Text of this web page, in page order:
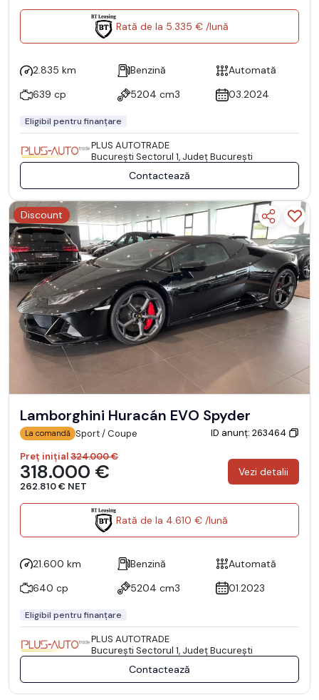
Rată de la 5.335 € /lună
2.835 km Benzină
Automată
639 cp
5204 cm3 03.2024
Eligibil pentru finanțare
PLUS AUTOTRADE
Bucureşti Sectorul 1, Județ București
Contactează
Discount
Lamborghini Huracán EVO Spyder
La comandă Sport / Coupe
ID anunț: 263464
Preț inițial324.000 €
318.000 €
262.810 € NET
Vezi detalii
Rată de la 4.610 € /lună
21.600 km Benzină
Automată
640 cp
5204 cm3 01.2023
Eligibil pentru finanțare
PLUS AUTOTRADE
Bucureşti Sectorul 1, Județ București
Contactează